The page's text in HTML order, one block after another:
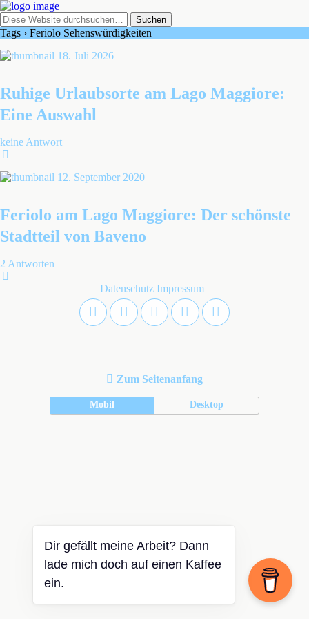
Tags › Feriolo Sehenswürdigkeiten
18. Juli 2026
Ruhige Urlaubsorte am Lago Maggiore:
Eine Auswahl
keine Antwort
12. September 2020
Feriolo am Lago Maggiore: Der schönste
Stadtteil von Baveno
2 Antworten
Datenschutz Impressum
Zum Seitenanfang
Mobil Desktop
Dir gefällt meine Arbeit? Dann
lade mich doch auf einen Kaffee
ein.